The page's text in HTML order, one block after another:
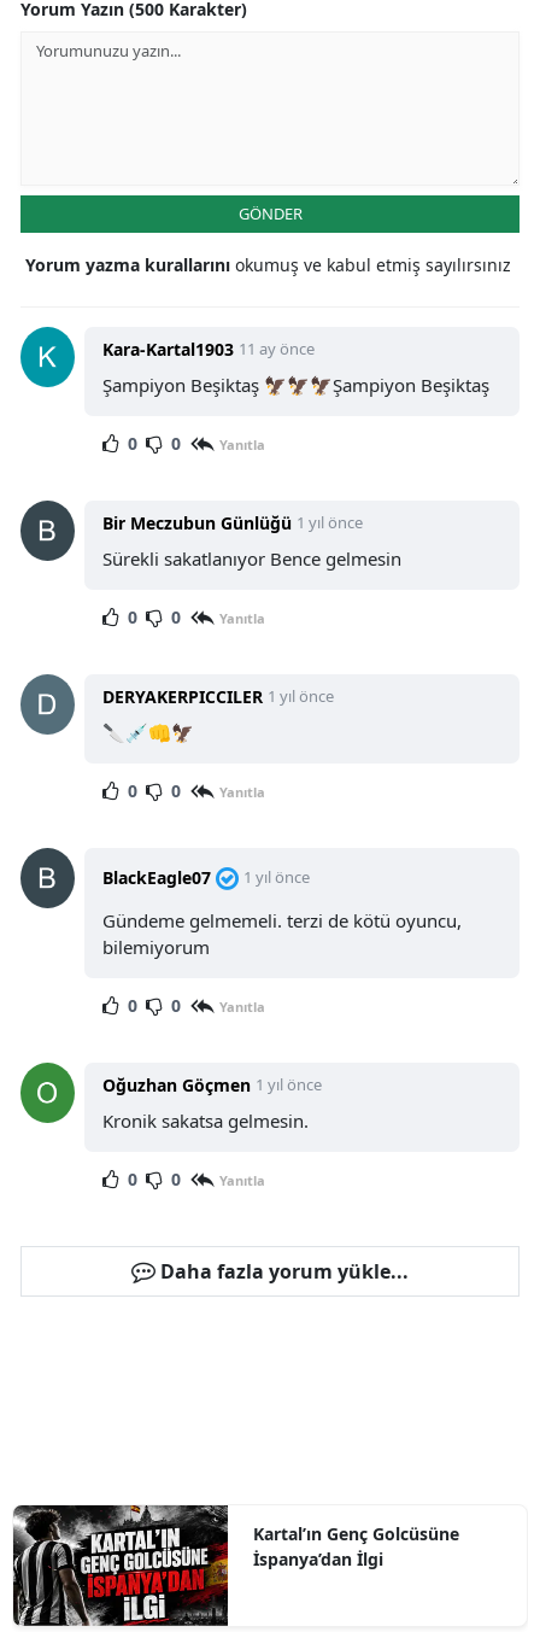
Yorum Yazın (500 Karakter)
GÖNDER
Yorum yazma kurallarını okumuş ve kabul etmiş sayılırsınız
Kara-Kartal1903 11 ay önce
Şampiyon Beşiktaş 🦅🦅🦅Şampiyon Beşiktaş
0 0 Yanıtla
Bir Meczubun Günlüğü 1 yıl önce
Sürekli sakatlanıyor Bence gelmesin
0 0 Yanıtla
DERYAKERPICCILER 1 yıl önce
🔪💉👊🦅
0 0 Yanıtla
BlackEagle07 1 yıl önce
Gündeme gelmemeli. terzi de kötü oyuncu,
bilemiyorum
0 0 Yanıtla
Oğuzhan Göçmen 1 yıl önce
Kronik sakatsa gelmesin.
0 0 Yanıtla
Daha fazla yorum yükle...
Kartal’ın Genç Golcüsüne
İspanya’dan İlgi